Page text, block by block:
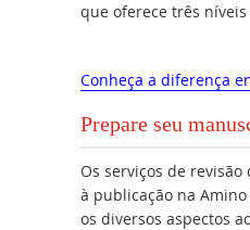
que oferece três níveis
Conheça a diferença
Prepare seu
Os serviços de
à publicação na
os diversos aspectos